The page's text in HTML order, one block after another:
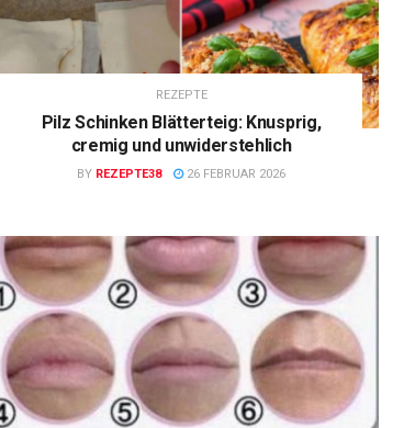
REZEPTE
Pilz Schinken Blätterteig: Knusprig,
cremig und unwiderstehlich
BY REZEPTE38 26 FEBRUAR 2026